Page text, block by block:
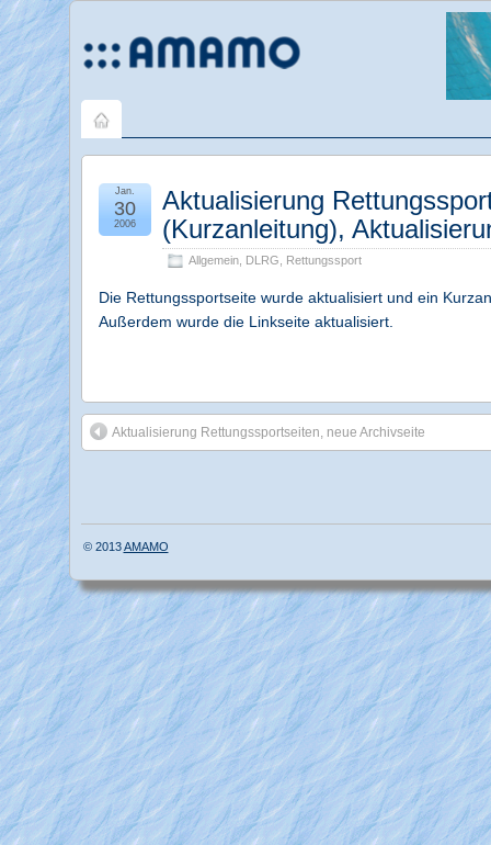
Aktualisierung
(Kurzanleitung),
Allgemein, DLRG Rettungssport
Jan.
30
2006
Die Rettungssportseite wurde aktualisiert und ein
Außerdem wurde die Linkseite aktualisiert.
Aktualisierung Rettungssportseiten, neue Archivseite
© 2013AMAMO